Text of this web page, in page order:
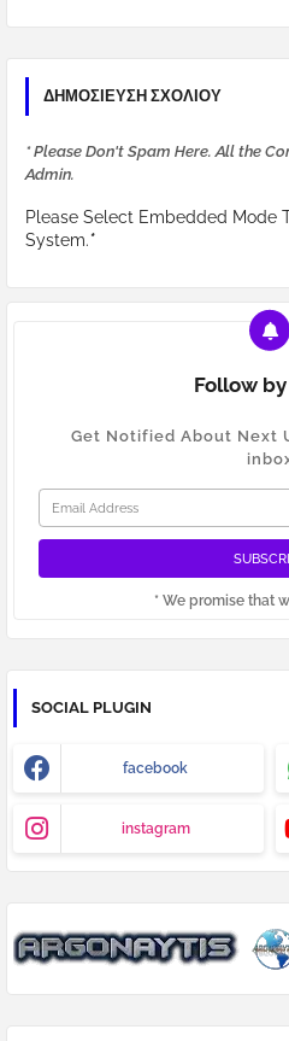
ΔΗΜΟΣΊΕΥΣΗ ΣΧΟΛΊΟΥ
* Please Don't Spam Here. All the
Admin.
Please Select Embedded Mode
System.*
Follow
Get Notified About Next
* We promise that
SOCIAL PLUGIN
facebook
instagram